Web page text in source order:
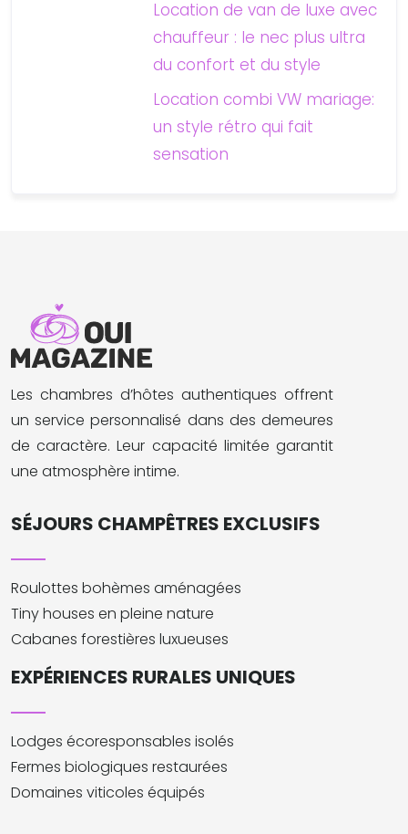
Location de van de luxe avec
chauffeur : le nec plus ultra
du confort et du style
Location combi VW mariage:
un style rétro qui fait
sensation
Les chambres d’hôtes authentiques offrent
un service personnalisé dans des demeures
de caractère. Leur capacité limitée garantit
une atmosphère intime.
SÉJOURS CHAMPÊTRES EXCLUSIFS
Roulottes bohèmes aménagées
Tiny houses en pleine nature
Cabanes forestières luxueuses
EXPÉRIENCES RURALES UNIQUES
Lodges écoresponsables isolés
Fermes biologiques restaurées
Domaines viticoles équipés